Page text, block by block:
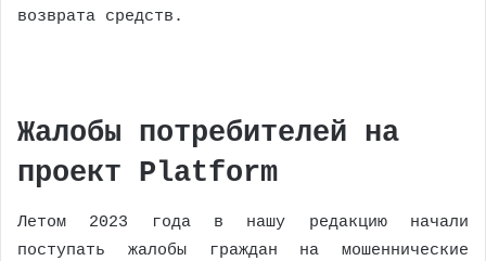
возврата средств.
Жалобы потребителей на
проект Platform
Летом 2023 года в нашу редакцию начали
поступать жалобы граждан на мошеннические